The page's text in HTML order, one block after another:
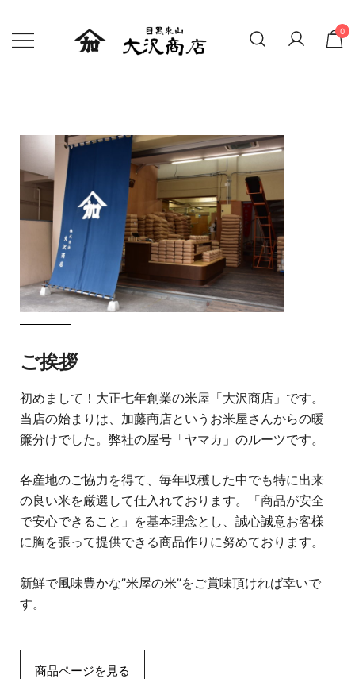
0
ご挨拶
初めまして！大正七年創業の米屋「大沢商店」です。
当店の始まりは、加藤商店というお米屋さんからの暖
簾分けでした。弊社の屋号「ヤマカ」のルーツです。
各産地のご協力を得て、毎年収穫した中でも特に出来
の良い米を厳選して仕入れております。「商品が安全
で安心できること」を基本理念とし、誠心誠意お客様
に胸を張って提供できる商品作りに努めております。
新鮮で風味豊かな”米屋の米”をご賞味頂ければ幸いで
す。
商品ページを見る